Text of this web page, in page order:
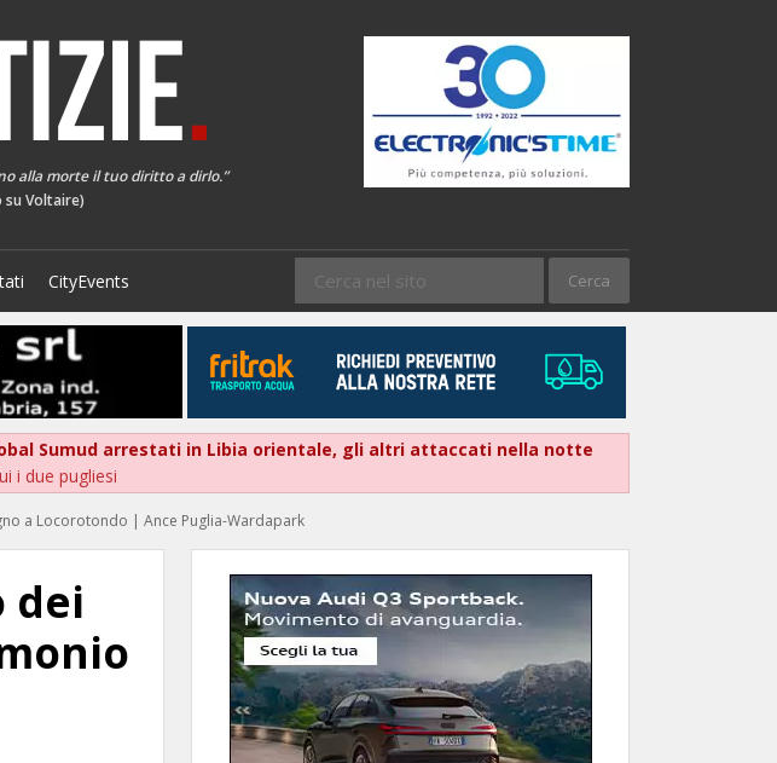
alla morte il tuo diritto a dirlo.”
su Voltaire)
CityEvents
Sumud arrestati in Libia orientale, gli altri attaccati nella notte
i due pugliesi
a Locorotondo | Ance Puglia-Wardapark
dei